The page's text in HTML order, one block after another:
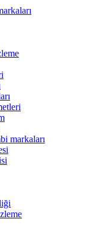
markaları